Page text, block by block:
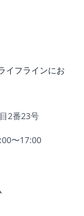
イフラインにお
2番23号
〜17:00